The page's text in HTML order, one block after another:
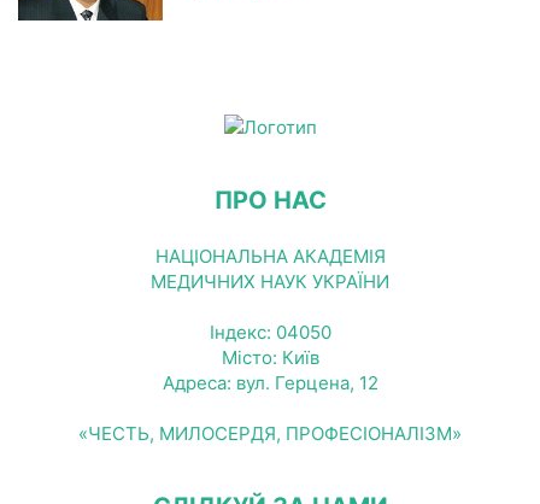
ПРО НАС
НАЦІОНАЛЬНА АКАДЕМІЯ
МЕДИЧНИХ НАУК УКРАЇНИ
Індекс: 04050
Місто: Київ
Адреса: вул. Герцена, 12
«ЧЕСТЬ, МИЛОСЕРДЯ, ПРОФЕСІОНАЛІЗМ»